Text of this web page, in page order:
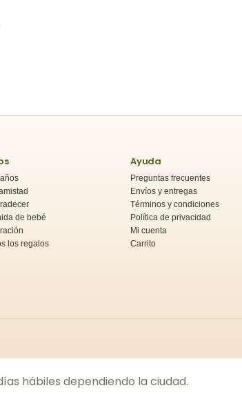
de bebé
los regalos
Ayuda
Preguntas frecuentes
Envíos y entregas
Términos y condiciones
Política de privacidad
Mi cuenta
Carrito
hábiles dependiendo la ciudad.